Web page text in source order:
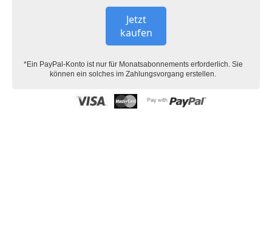
Jetzt
kaufen
*Ein PayPal-Konto ist nur für Monatsabonnements erforderlich. Sie
können ein solches im Zahlungsvorgang erstellen.